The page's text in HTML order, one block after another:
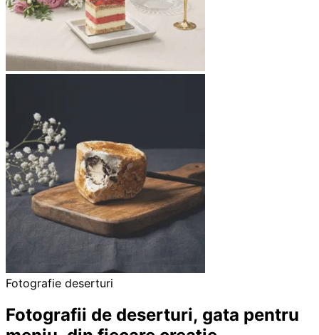
Fotografie deserturi
Fotografii de deserturi, gata pentru